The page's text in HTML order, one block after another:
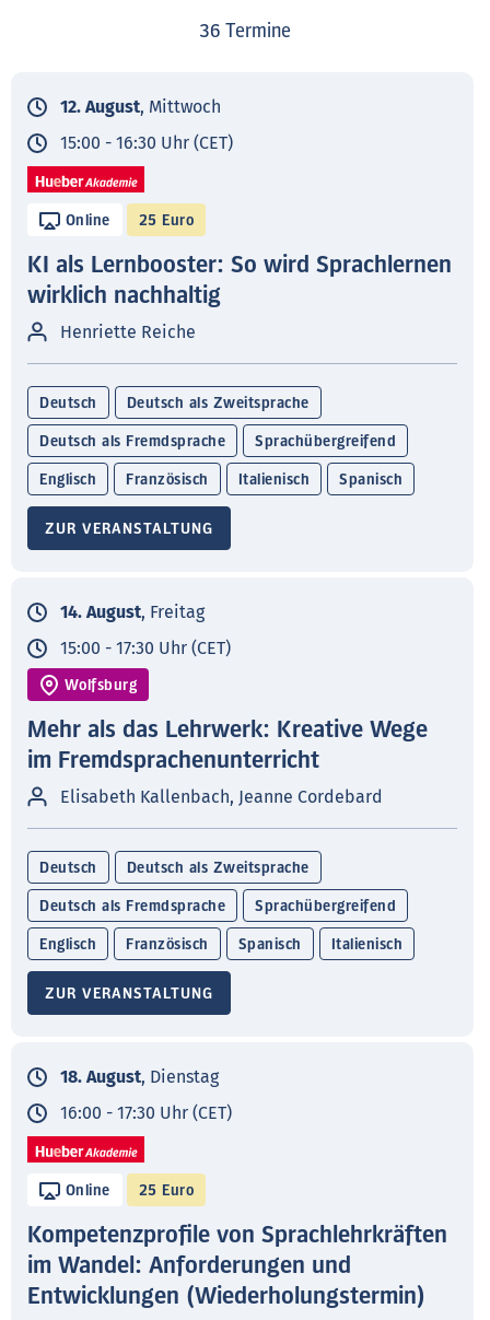
36 Termine
12. August, Mittwoch
15:00 - 16:30 Uhr (CET)
Online 25 Euro
KI als Lernbooster: So wird Sprachlernen
wirklich nachhaltig
Henriette Reiche
Deutsch Deutsch als Zweitsprache
Deutsch als Fremdsprache Sprachübergreifend
Englisch Französisch Italienisch Spanisch
ZUR VERANSTALTUNG
14. August, Freitag
15:00 - 17:30 Uhr (CET)
Wolfsburg
Mehr als das Lehrwerk: Kreative Wege
im Fremdsprachenunterricht
Elisabeth Kallenbach, Jeanne Cordebard
Deutsch Deutsch als Zweitsprache
Deutsch als Fremdsprache Sprachübergreifend
Englisch Französisch Spanisch Italienisch
ZUR VERANSTALTUNG
18. August, Dienstag
16:00 - 17:30 Uhr (CET)
Online 25 Euro
Kompetenzprofile von Sprachlehrkräften
im Wandel: Anforderungen und
Entwicklungen (Wiederholungstermin)